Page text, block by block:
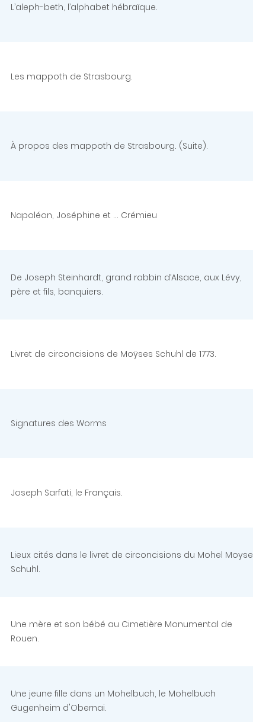
L’aleph-beth, l’alphabet hébraïque.
Les mappoth de Strasbourg.
À propos des mappoth de Strasbourg. (Suite).
Napoléon, Joséphine et … Crémieu
De Joseph Steinhardt, grand rabbin d’Alsace, aux Lévy,
père et fils, banquiers.
Livret de circoncisions de Moÿses Schuhl de 1773.
Signatures des Worms
Joseph Sarfati, le Français.
Lieux cités dans le livret de circoncisions du Mohel Moyse
Schuhl.
Une mère et son bébé au Cimetière Monumental de
Rouen.
Une jeune fille dans un Mohelbuch, le Mohelbuch
Gugenheim d'Obernai.